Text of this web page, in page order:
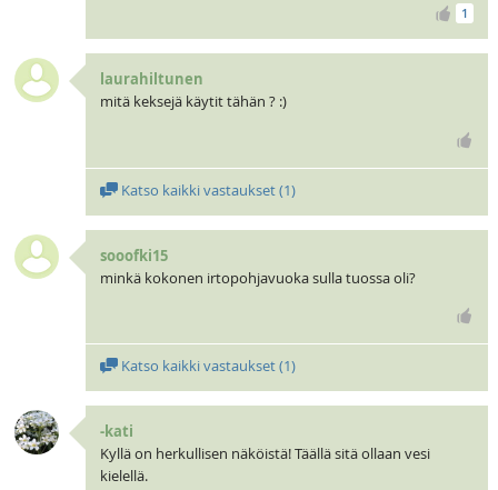
1
laurahiltunen
mitä keksejä käytit tähän ? :)
Katso kaikki vastaukset (1)
sooofki15
minkä kokonen irtopohjavuoka sulla tuossa oli?
Katso kaikki vastaukset (1)
-kati
Kyllä on herkullisen näköistä! Täällä sitä ollaan vesi
kielellä.